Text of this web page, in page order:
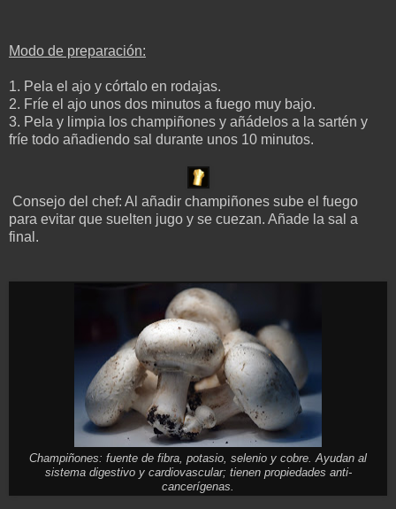
Modo de preparación:
1. Pela el ajo y córtalo en rodajas.
2. Fríe el ajo unos dos minutos a fuego muy bajo.
3. Pela y limpia los champiñones y añádelos a la sartén y
fríe todo añadiendo sal durante unos 10 minutos.
Consejo del chef: Al añadir champiñones sube el fuego
para evitar que suelten jugo y se cuezan. Añade la sal a
final.
Champiñones: fuente de fibra, potasio, selenio y cobre. Ayudan al
sistema digestivo y cardiovascular; tienen propiedades anti-
cancerígenas.